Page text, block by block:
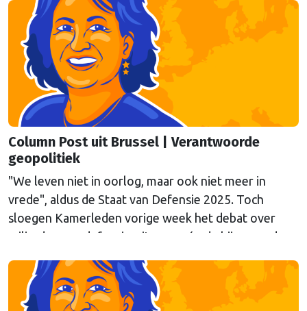
van onze columnist Mendeltje van Keulen (cartoon)
aan de hand van twee stapeltjes “Brusselse post” van
deze week.
Column Post uit Brussel | Verantwoorde
geopolitiek
"We leven niet in oorlog, maar ook niet meer in
vrede", aldus de Staat van Defensie 2025. Toch
sloegen Kamerleden vorige week het debat over
miljarden aan defensie-uitgaven, én de bijpassende
kritisch.